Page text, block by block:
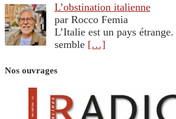
L’obstination italienne
par Rocco Femia
L’Italie est un pays
semble […]
Nos ouvrages